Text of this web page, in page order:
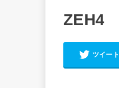
ZEH4
ツイート